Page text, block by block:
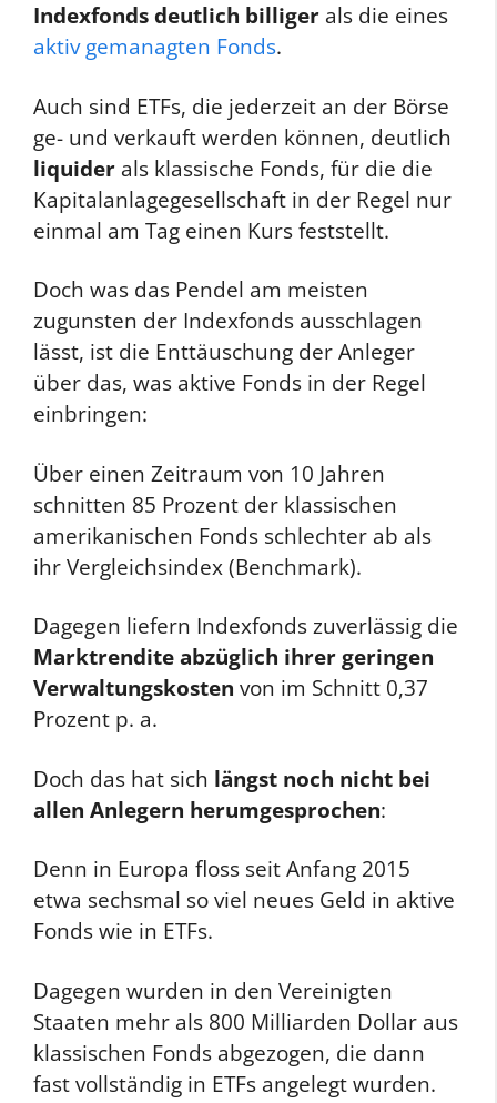
Indexfonds deutlich billiger als die eines
aktiv gemanagten Fonds.
Auch sind ETFs, die jederzeit an der Börse
ge- und verkauft werden können, deutlich
liquider als klassische Fonds, für die die
Kapitalanlagegesellschaft in der Regel nur
einmal am Tag einen Kurs feststellt.
Doch was das Pendel am meisten
zugunsten der Indexfonds ausschlagen
lässt, ist die Enttäuschung der Anleger
über das, was aktive Fonds in der Regel
einbringen:
Über einen Zeitraum von 10 Jahren
schnitten 85 Prozent der klassischen
amerikanischen Fonds schlechter ab als
ihr Vergleichsindex (Benchmark).
Dagegen liefern Indexfonds zuverlässig die
Marktrendite abzüglich ihrer geringen
Verwaltungskosten von im Schnitt 0,37
Prozent p. a.
Doch das hat sich längst noch nicht bei
allen Anlegern herumgesprochen:
Denn in Europa floss seit Anfang 2015
etwa sechsmal so viel neues Geld in aktive
Fonds wie in ETFs.
Dagegen wurden in den Vereinigten
Staaten mehr als 800 Milliarden Dollar aus
klassischen Fonds abgezogen, die dann
fast vollständig in ETFs angelegt wurden.